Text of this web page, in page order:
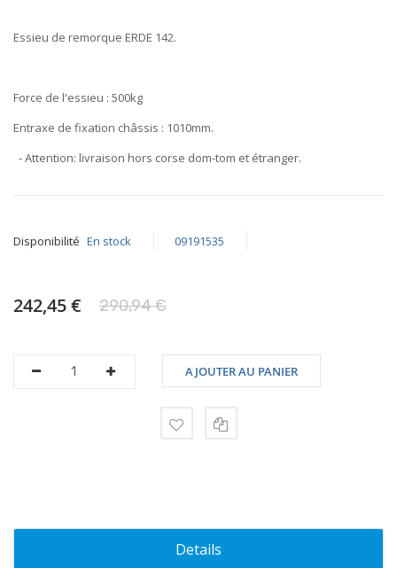
the
Essieu de remorque ERDE 142.
Force de l'essieu : 500kg
Entraxe de fixation châssis : 1010mm.
- Attention: livraison hors corse dom-tom et étranger.
Disponibilité En stock 09191535
242,45 € 290,94 €
AJOUTER AU PANIER
Details